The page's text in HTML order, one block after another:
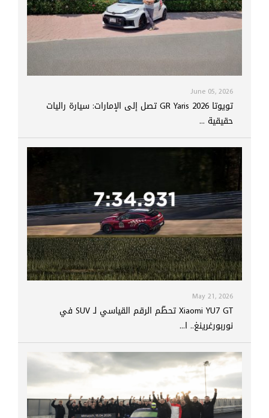
June 05, 2026
تويوتا GR Yaris 2026 تصل إلى الإمارات: سيارة راليات
حقيقية ...
May 21, 2026
Xiaomi YU7 GT تحطّم الرقم القياسي لـ SUV في
نوربورغرينغ.. ا...